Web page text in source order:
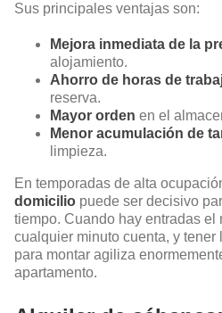
Sus principales ventajas son:
Mejora inmediata de la
alojamiento.
Ahorro de horas de
reserva.
Mayor orden en el
Menor acumulación de
limpieza.
En temporadas de alta
domicilio puede ser decisivo
tiempo. Cuando hay entradas el
cualquier minuto cuenta, y
para montar agiliza
apartamento.